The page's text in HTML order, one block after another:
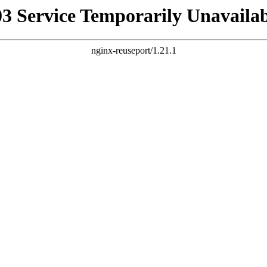
Service Temporarily
nginx-reuseport/1.21.1